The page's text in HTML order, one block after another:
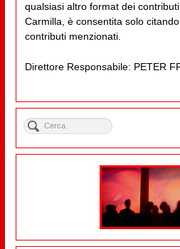
qualsiasi altro format dei
Carmilla, è consentita solo
contributi menzionati.
Direttore Responsabile: PETER